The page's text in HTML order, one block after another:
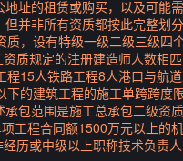
址的租赁或购买，以及可
并非所有资质都按此完整划
，设有特级一级二级三级
质规定的注册建造师人数相
15人铁路工程8人港口与航
的建筑工程的施工单跨跨
包范围是施工总承包二级资
工程合同额1500万元以上的
历或中级以上职称技术负责